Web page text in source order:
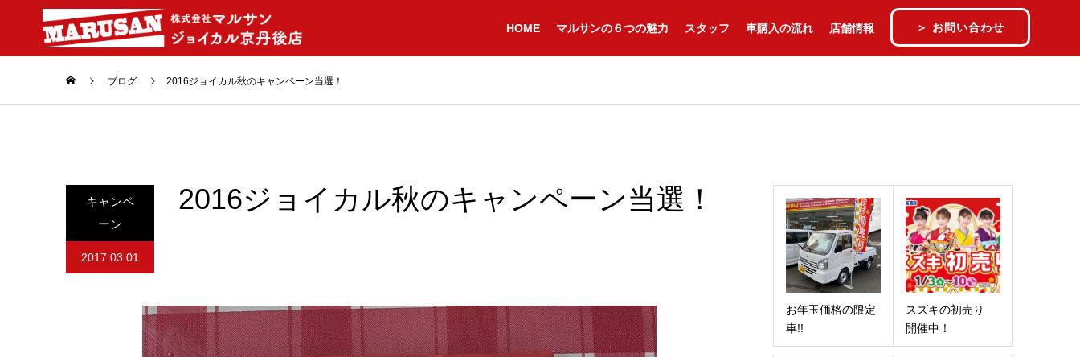
HOME マルサンの６つの魅力 スタッフ 車購入の流れ 店舗情報 お問い合わせ
ブログ 2016ジョイカル秋のキャンペーン当選！
キャンペ
ーン
2017.03.01
2016ジョイカル秋のキャンペーン当選！
お年玉価格の限定
車!!
スズキの初売り
開催中！